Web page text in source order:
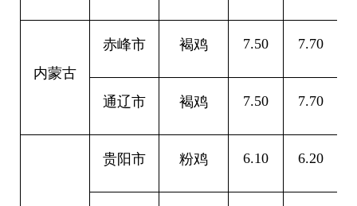
内蒙古
赤峰市 褐鸡 7.50 7.70
通辽市 褐鸡 7.50 7.70
贵阳市 粉鸡 6.10 6.20